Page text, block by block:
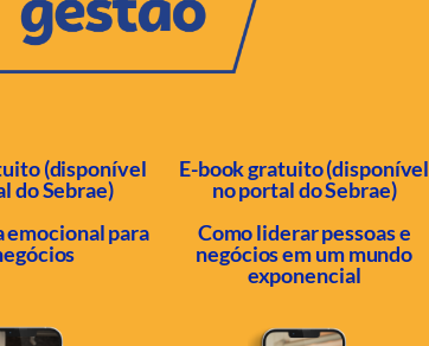
(disponível
do Sebrae)
para
E-book gratuito (disponível
no portal do Sebrae)
Como liderar pessoas e
negócios em um mundo
exponencial